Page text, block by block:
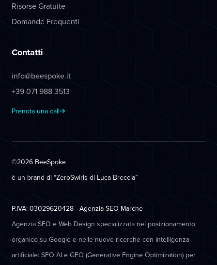
Risorse Gratuite
Domande Frequenti
Contatti
info@beespoke.it
+39 071 988 3513
Prenota una call
©2026 BeeSpoke
è un brand di “ZeroSwirls di Luca Breccia”
P.IVA: 03029620428 - Agenzia SEO Marche
Agenzia SEO e Web Design specializzata nel posizionamento
organico su Google e nelle nuove ricerche con intelligenza
artificiale: SEO AI e GEO (Generative Engine Optimization) per